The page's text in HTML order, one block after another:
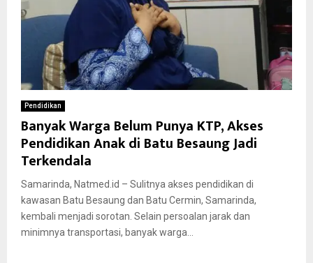
Pendidikan
Banyak Warga Belum Punya KTP, Akses
Pendidikan Anak di Batu Besaung Jadi
Terkendala
Samarinda, Natmed.id – Sulitnya akses pendidikan di
kawasan Batu Besaung dan Batu Cermin, Samarinda,
kembali menjadi sorotan. Selain persoalan jarak dan
minimnya transportasi, banyak warga...